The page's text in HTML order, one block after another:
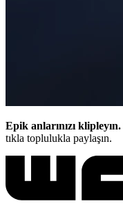
Epik anlarınızı klipleyın.
tıkla toplulukla paylaşın.